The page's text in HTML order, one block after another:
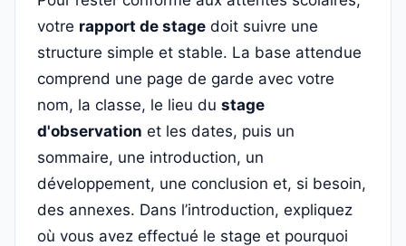
votre rapport de stage doit suivre une
structure simple et stable. La base attendue
comprend une page de garde avec votre
nom, la classe, le lieu du stage
d'observation et les dates, puis un
sommaire, une introduction, un
développement, une conclusion et, si besoin,
des annexes. Dans l’introduction, expliquez
où vous avez effectué le stage et pourquoi